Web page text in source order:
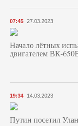
07:45 27.03.2023
Начало лётных
двигателем ВК-
19:34 14.03.2023
Путин посетил